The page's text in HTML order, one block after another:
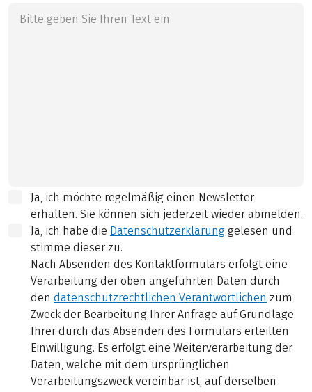
Ja, ich möchte regelmäßig einen Newsletter
erhalten. Sie können sich jederzeit wieder abmelden.
Ja, ich habe die Datenschutzerklärung gelesen und
stimme dieser zu.
Nach Absenden des Kontaktformulars erfolgt eine
Verarbeitung der oben angeführten Daten durch
den datenschutzrechtlichen Verantwortlichen zum
Zweck der Bearbeitung Ihrer Anfrage auf Grundlage
Ihrer durch das Absenden des Formulars erteilten
Einwilligung. Es erfolgt eine Weiterverarbeitung der
Daten, welche mit dem ursprünglichen
Verarbeitungszweck vereinbar ist, auf derselben